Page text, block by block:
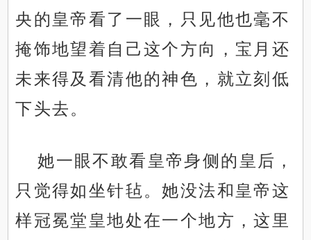
央的皇帝看了一眼，只见他也毫不
掩饰地望着自己这个方向，宝月还
未来得及看清他的神色，就立刻低
下头去。
她一眼不敢看皇帝身侧的皇后，
只觉得如坐针毡。她没法和皇帝这
样冠冕堂皇地处在一个地方，这里